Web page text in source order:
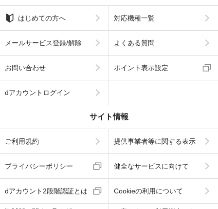
はじめての方へ 対応機種一覧
メールサービス登録/解除 よくある質問
お問い合わせ ポイント表示設定
dアカウントログイン
サイト情報
ご利用規約 提供事業者等に関する表示
プライバシーポリシー 健全なサービスに向けて
dアカウント2段階認証とは Cookieの利用について